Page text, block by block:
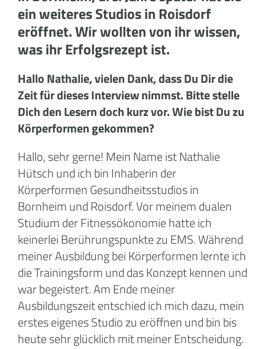
ein weiteres Studios in Roisdorf
eröffnet. Wir wollten von ihr wissen,
was ihr Erfolgsrezept ist.
Hallo Nathalie, vielen Dank, dass Du Dir die
Zeit für dieses Interview nimmst. Bitte stelle
Dich den Lesern doch kurz vor. Wie bist Du zu
Körperformen gekommen?
Hallo, sehr gerne! Mein Name ist Nathalie
Hütsch und ich bin Inhaberin der
Körperformen Gesundheitsstudios in
Bornheim und Roisdorf. Vor meinem dualen
Studium der Fitnessökonomie hatte ich
keinerlei Berührungspunkte zu EMS. Während
meiner Ausbildung bei Körperformen lernte ich
die Trainingsform und das Konzept kennen und
war begeistert. Am Ende meiner
Ausbildungszeit entschied ich mich dazu, mein
erstes eigenes Studio zu eröffnen und bin bis
heute sehr glücklich mit meiner Entscheidung.